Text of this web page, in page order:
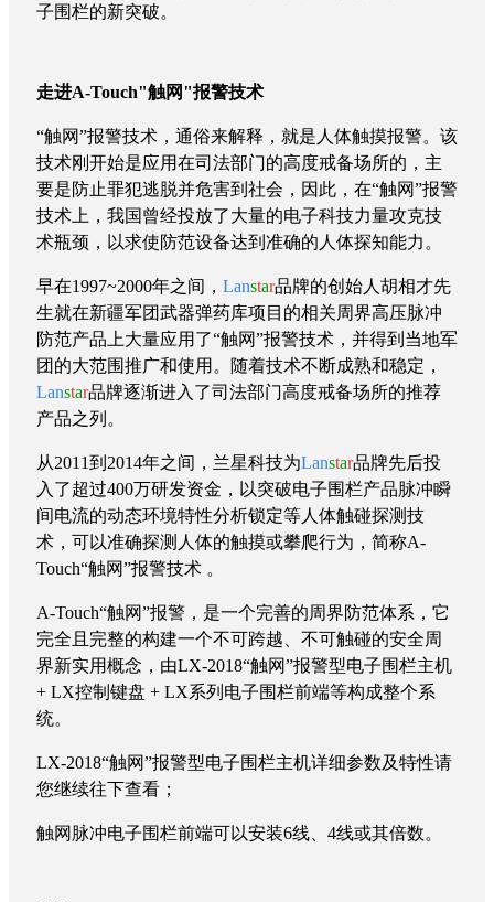
持
案
例
关
于
兰
星
联
系
家
子围栏的新突破。
走进A-Touch"触网"报警技术
“触网”报警技术，通俗来解释，就是人体触摸报警。该
技术刚开始是应用在司法部门的高度戒备场所的，主
要是防止罪犯逃脱并危害到社会，因此，在“触网”报警
技术上，我国曾经投放了大量的电子科技力量攻克技
术瓶颈，以求使防范设备达到准确的人体探知能力。
早在1997~2000年之间， Lanstar品牌的创始人胡相才先
生就在新疆军团武器弹药库项目的相关周界高压脉冲
防范产品上大量应用了“触网”报警技术，并得到当地军
团的大范围推广和使用。随着技术不断成熟和稳定，
Lanstar品牌逐渐进入了司法部门高度戒备场所的推荐
产品之列。
从2011到2014年之间，兰星科技为Lanstar品牌先后投
入了超过400万研发资金，以突破电子围栏产品脉冲瞬
间电流的动态环境特性分析锁定等人体触碰探测技
术，可以准确探测人体的触摸或攀爬行为，简称A-
Touch“触网”报警技术 。
A-Touch“触网”报警，是一个完善的周界防范体系，它
完全且完整的构建一个不可跨越、不可触碰的安全周
界新实用概念，由LX-2018“触网”报警型电子围栏主机
+ LX控制键盘 + LX系列电子围栏前端等构成整个系
统。
LX-2018“触网”报警型电子围栏主机详细参数及特性请
您继续往下查看；
触网脉冲电子围栏前端可以安装6线、4线或其倍数。